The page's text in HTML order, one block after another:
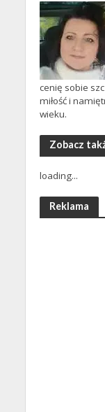
cenię sobie
miłość i
wieku.
Zobacz
loading...
Reklama